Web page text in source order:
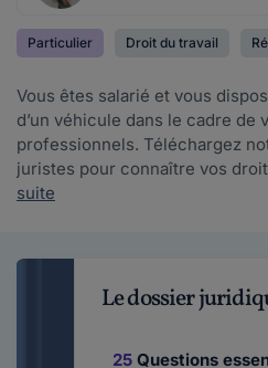
Le dossier
25 Questions
Particulier Droit du travail
Vous êtes salarié et vous
d’un véhicule dans le cadre
professionnels. Téléchargez
juristes pour connaître vos
suite